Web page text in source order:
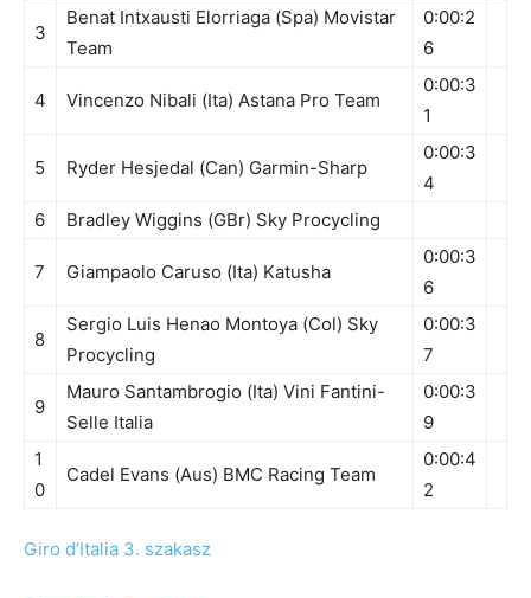
3
Benat Intxausti Elorriaga (Spa) Movistar
Team
0:00:2
6
4 Vincenzo Nibali (Ita) Astana Pro Team
0:00:3
1
5 Ryder Hesjedal (Can) Garmin-Sharp
0:00:3
4
6
Bradley Wiggins (GBr) Sky Procycling
7 Giampaolo Caruso (Ita) Katusha
0:00:3
6
8
Sergio Luis Henao Montoya (Col) Sky
Procycling
0:00:3
7
9
Mauro Santambrogio (Ita) Vini Fantini-
Selle Italia
0:00:3
9
1
0
Cadel Evans (Aus) BMC Racing Team
0:00:4
2
Giro d’Italia 3. szakasz